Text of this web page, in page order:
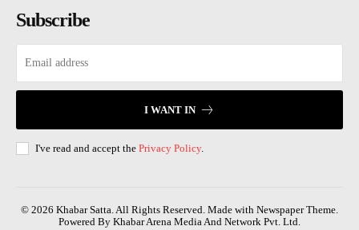
Subscribe
I WANT IN
I've read and accept the Privacy Policy.
© 2026 Khabar Satta. All Rights Reserved. Made with Newspaper Theme.
Powered By Khabar Arena Media And Network Pvt. Ltd.